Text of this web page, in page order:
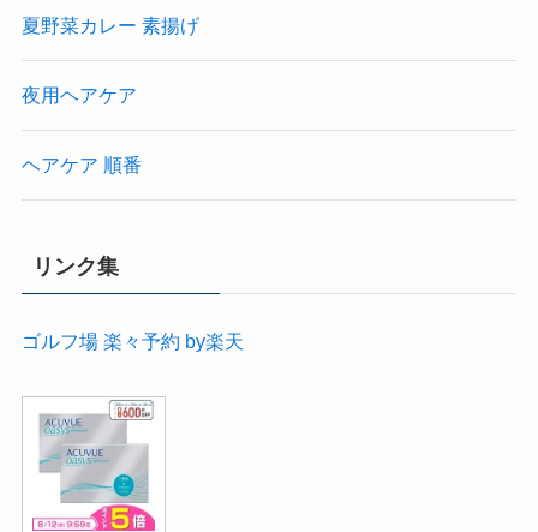
夏野菜カレー 素揚げ
夜用ヘアケア
ヘアケア 順番
リンク集
ゴルフ場 楽々予約 by楽天